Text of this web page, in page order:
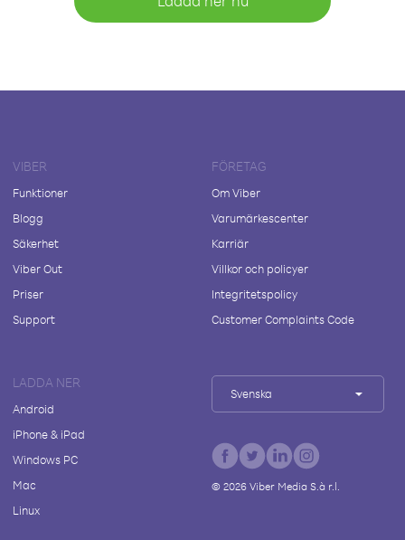
VIBER
Funktioner
Blogg
Säkerhet
Viber Out
Priser
Support
FÖRETAG
Om Viber
Varumärkescenter
Karriär
Villkor och policyer
Integritetspolicy
Customer Complaints Code
LADDA NER
Android
iPhone & iPad
Windows PC
Mac
Linux
Svenska
© 2026Viber Media S.à r.l.